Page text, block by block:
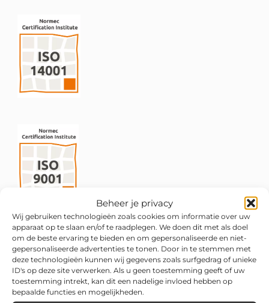
Beheer je privacy
Wij gebruiken technologieën zoals cookies om informatie over uw
apparaat op te slaan en/of te raadplegen. We doen dit met als doel
om de beste ervaring te bieden en om gepersonaliseerde en niet-
gepersonaliseerde advertenties te tonen. Door in te stemmen met
deze technologieën kunnen wij gegevens zoals surfgedrag of unieke
ID's op deze site verwerken. Als u geen toestemming geeft of uw
toestemming intrekt, kan dit een nadelige invloed hebben op
bepaalde functies en mogelijkheden.